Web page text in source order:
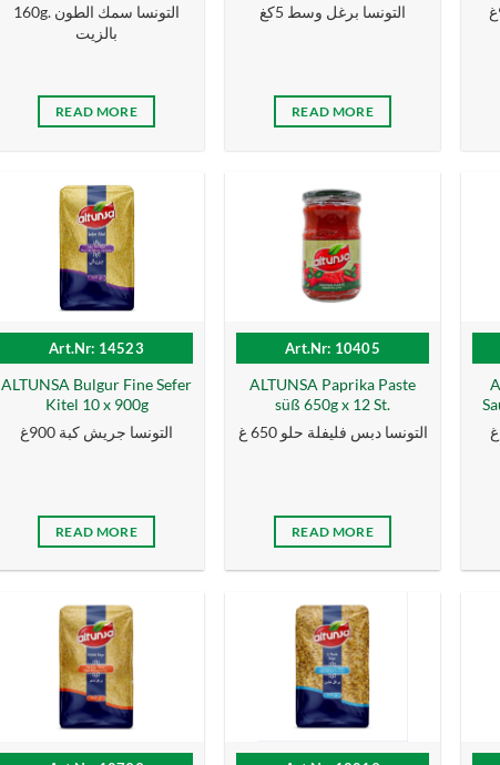
160g. التونسا سمك الطون
بالزیت
READ MORE
التونسا برغل وسط 5كغ
READ MORE
Art.Nr: 14523
ALTUNSA Bulgur Fine Sefer
Kitel 10 x 900g
التونسا جريش كبة 900غ
READ MORE
Art.Nr: 10405
ALTUNSA Paprika Paste
süß 650g x 12 St.
التونسا دبس فليفلة حلو 650 غ
READ MORE